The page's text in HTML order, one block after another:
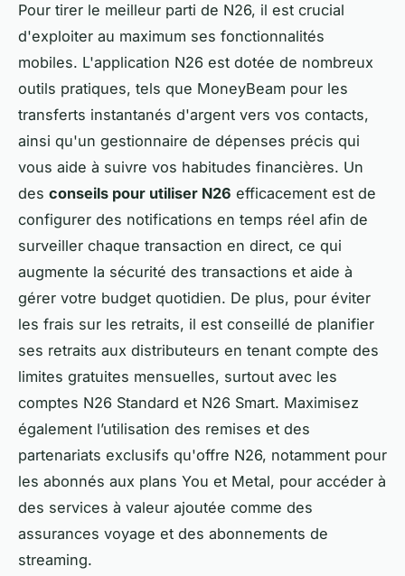
Pour tirer le meilleur parti de N26, il est crucial
d'exploiter au maximum ses fonctionnalités
mobiles. L'application N26 est dotée de nombreux
outils pratiques, tels que MoneyBeam pour les
transferts instantanés d'argent vers vos contacts,
ainsi qu'un gestionnaire de dépenses précis qui
vous aide à suivre vos habitudes financières. Un
des conseils pour utiliser N26 efficacement est de
configurer des notifications en temps réel afin de
surveiller chaque transaction en direct, ce qui
augmente la sécurité des transactions et aide à
gérer votre budget quotidien. De plus, pour éviter
les frais sur les retraits, il est conseillé de planifier
ses retraits aux distributeurs en tenant compte des
limites gratuites mensuelles, surtout avec les
comptes N26 Standard et N26 Smart. Maximisez
également l’utilisation des remises et des
partenariats exclusifs qu'offre N26, notamment pour
les abonnés aux plans You et Metal, pour accéder à
des services à valeur ajoutée comme des
assurances voyage et des abonnements de
streaming.